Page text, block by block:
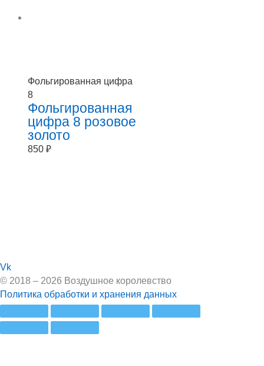
Фольгированная цифра
8
Фольгированная
цифра 8 розовое
золото
850 ₽
Vk
© 2018 – 2026 Воздушное королевство
Политика обработки и хранения данных